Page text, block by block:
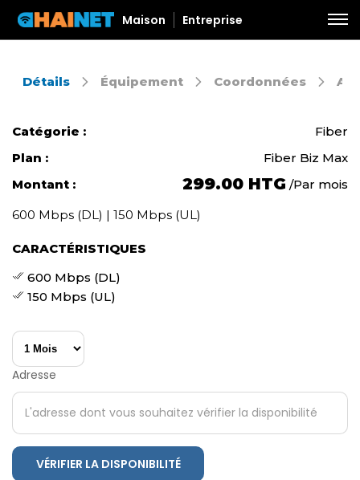
Maison Entreprise
Détails Équipement Coordonnées
Catégorie :
Fiber
Plan :
Fiber Biz Max
Montant :
299.00 HTG /Par mois
600 Mbps (DL) | 150 Mbps (UL)
CARACTÉRISTIQUES
600 Mbps (DL)
150 Mbps (UL)
Adresse
VÉRIFIER LA DISPONIBILITÉ